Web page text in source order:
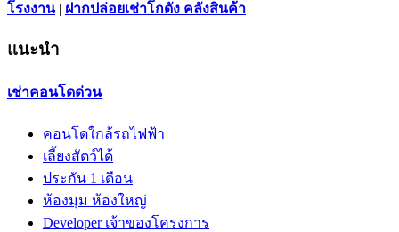
โรงงาน| ฝากปล่อยเช่าโกดัง คลังสินค้า
แนะนำ
เช่าคอนโดด่วน
คอนโดใกล้รถไฟฟ้า
เลี้ยงสัตว์ได้
ประกัน 1 เดือน
ห้องมุม ห้องใหญ่
Developer เจ้าของโครงการ